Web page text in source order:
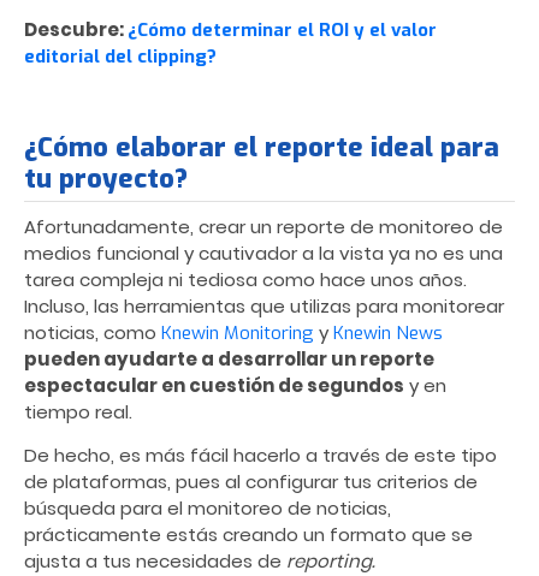
Descubre: ¿Cómo determinar el ROI y el valor
editorial del clipping?
¿Cómo elaborar el reporte ideal para
tu proyecto?
Afortunadamente, crear un reporte de monitoreo de
medios funcional y cautivador a la vista ya no es una
tarea compleja ni tediosa como hace unos años.
Incluso, las herramientas que utilizas para monitorear
noticias, como Knewin Monitoring yKnewin News
pueden ayudarte a desarrollar un reporte
espectacular en cuestión de segundos y en
tiempo real.
De hecho, es más fácil hacerlo a través de este tipo
de plataformas, pues al configurar tus criterios de
búsqueda para el monitoreo de noticias,
prácticamente estás creando un formato que se
ajusta a tus necesidades de reporting.